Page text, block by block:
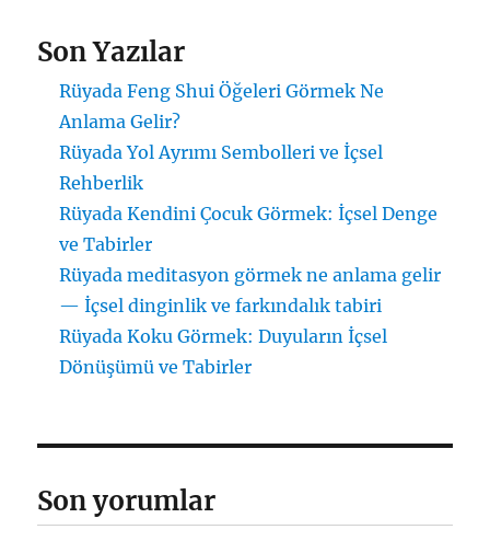
Son Yazılar
Rüyada Feng Shui Öğeleri Görmek Ne
Anlama Gelir?
Rüyada Yol Ayrımı Sembolleri ve İçsel
Rehberlik
Rüyada Kendini Çocuk Görmek: İçsel Denge
ve Tabirler
Rüyada meditasyon görmek ne anlama gelir
— İçsel dinginlik ve farkındalık tabiri
Rüyada Koku Görmek: Duyuların İçsel
Dönüşümü ve Tabirler
Son yorumlar